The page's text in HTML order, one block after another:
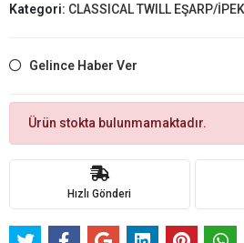
Kategori: CLASSICAL TWILL EŞARP/
Gelince Haber Ver
Ürün stokta bulunmamaktadır.
Hızlı Gönderi